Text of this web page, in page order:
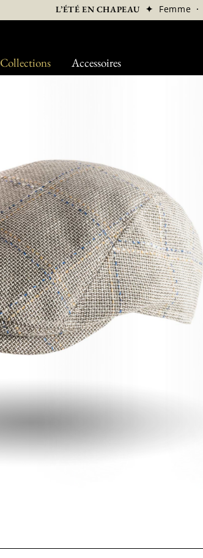
Collections Accessoires
L’ÉTÉ EN CHAPEAU ✦ Femme ·